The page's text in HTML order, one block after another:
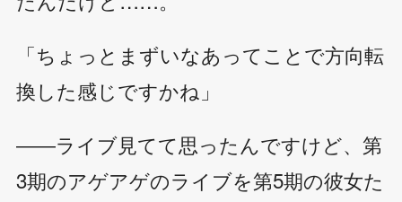
「ちょっとまずいなあってことで方向転
換した感じですかね」
――ライブ見てて思ったんですけど、第
3期のアゲアゲのライブを第5期の彼女た